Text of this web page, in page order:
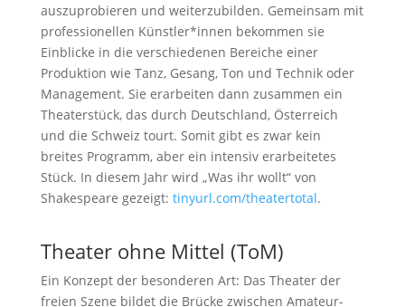
auszuprobieren und weiterzubilden. Gemeinsam mit
professionellen Künstler*innen bekommen sie
Einblicke in die verschiedenen Bereiche einer
Produktion wie Tanz, Gesang, Ton und Technik oder
Management. Sie erarbeiten dann zusammen ein
Theaterstück, das durch Deutschland, Österreich
und die Schweiz tourt. Somit gibt es zwar kein
breites Programm, aber ein intensiv erarbeitetes
Stück. In diesem Jahr wird „Was ihr wollt“ von
Shakespeare gezeigt: tinyurl.com/theatertotal.
Theater ohne Mittel (ToM)
Ein Konzept der besonderen Art: Das Theater der
freien Szene bildet die Brücke zwischen Amateur-